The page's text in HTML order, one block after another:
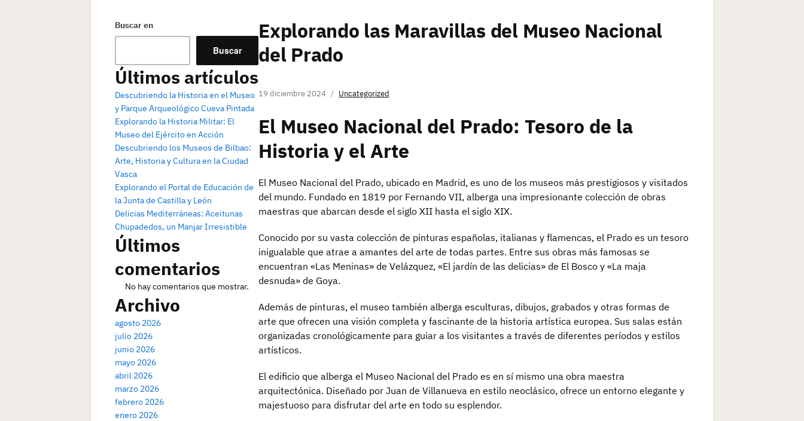
Buscar en
Buscar
Últimos artículos
Descubriendo la Historia en el Museo
y Parque Arqueológico Cueva Pintada
Explorando la Historia Militar: El
Museo del Ejército en Acción
Descubriendo los Museos de Bilbao:
Arte, Historia y Cultura en la Ciudad
Vasca
Explorando el Portal de Educación de
la Junta de Castilla y León
Delicias Mediterráneas: Aceitunas
Chupadedos, un Manjar Irresistible
Últimos
comentarios
No hay comentarios que mostrar.
Archivo
agosto 2026
julio 2026
junio 2026
mayo 2026
abril 2026
marzo 2026
febrero 2026
enero 2026
Explorando las Maravillas del Museo Nacional
del Prado
19 diciembre 2024 Uncategorized
El Museo Nacional del Prado: Tesoro de la
Historia y el Arte
El Museo Nacional del Prado, ubicado en Madrid, es uno de los museos más prestigiosos y visitados
del mundo. Fundado en 1819 por Fernando VII, alberga una impresionante colección de obras
maestras que abarcan desde el siglo XII hasta el siglo XIX.
Conocido por su vasta colección de pinturas españolas, italianas y flamencas, el Prado es un tesoro
inigualable que atrae a amantes del arte de todas partes. Entre sus obras más famosas se
encuentran «Las Meninas» de Velázquez, «El jardín de las delicias» de El Bosco y «La maja
desnuda» de Goya.
Además de pinturas, el museo también alberga esculturas, dibujos, grabados y otras formas de
arte que ofrecen una visión completa y fascinante de la historia artística europea. Sus salas están
organizadas cronológicamente para guiar a los visitantes a través de diferentes períodos y estilos
artísticos.
El edificio que alberga el Museo Nacional del Prado es en sí mismo una obra maestra
arquitectónica. Diseñado por Juan de Villanueva en estilo neoclásico, ofrece un entorno elegante y
majestuoso para disfrutar del arte en todo su esplendor.